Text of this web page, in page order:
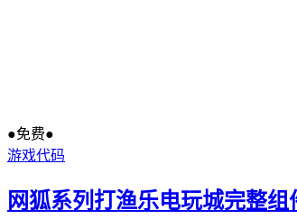
●免费●
游戏代码
网狐系列打渔乐电玩城完整